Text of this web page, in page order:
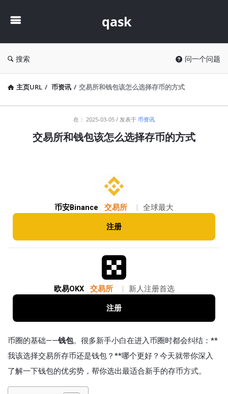
qask
搜索 问一个问题
主页URL / 币资讯 / 交易所和钱包该怎么选择存币的方式
在： 2025-03-05 发表于 币资讯
交易所和钱包该怎么选择存币的方式
币安Binance 交易所 全球最大
注册
欧易OKX 交易所 新人注册首选
注册
币圈的基础——钱包。很多新手小白在进入币圈时都会纠结：**
我该选择交易所存币还是钱包？**哪个更好？今天就带你深入
了解一下钱包的优劣势，帮你选出最适合新手的存币方式。